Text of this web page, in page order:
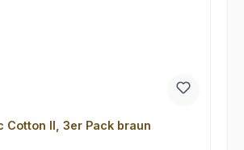
Cotton II, 3er Pack braun